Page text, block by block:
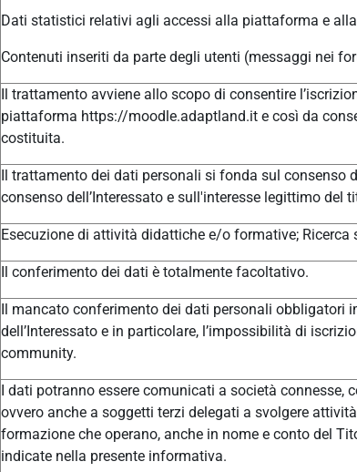
Dati statistici relativi agli accessi alla piattaforma e
Contenuti inseriti da parte degli utenti (messaggi nei
Il trattamento avviene allo scopo di consentire
piattaforma https://moodle.adaptland.it e così da
costituita.
Il trattamento dei dati personali si fonda sul consenso
consenso dell’Interessato e sull'interesse legittimo del
Esecuzione di attività didattiche e/o formative; Ricerca
Il conferimento dei dati è totalmente facoltativo.
Il mancato conferimento dei dati personali obbligatori
dell’Interessato e in particolare, l’impossibilità di
community.
I dati potranno essere comunicati a società connesse,
ovvero anche a soggetti terzi delegati a svolgere
formazione che operano, anche in nome e conto del
indicate nella presente informativa.